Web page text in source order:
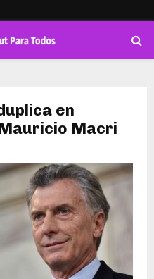
en
Macri